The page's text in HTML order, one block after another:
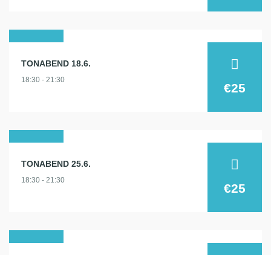
2025
TONABEND 18.6.
18:30 - 21:30
€25
2025
TONABEND 25.6.
18:30 - 21:30
€25